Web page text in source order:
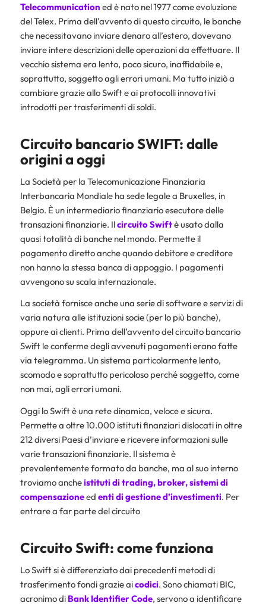
Telecommunication ed è nato nel 1977 come evoluzione
del Telex. Prima dell’avvento di questo circuito, le banche
che necessitavano inviare denaro all’estero, dovevano
inviare intere descrizioni delle operazioni da effettuare. Il
vecchio sistema era lento, poco sicuro, inaffidabile e,
soprattutto, soggetto agli errori umani. Ma tutto iniziò a
cambiare grazie allo Swift e ai protocolli innovativi
introdotti per trasferimenti di soldi.
Circuito bancario SWIFT: dalle
origini a oggi
La Società per la Telecomunicazione Finanziaria
Interbancaria Mondiale ha sede legale a Bruxelles, in
Belgio. È un intermediario finanziario esecutore delle
transazioni finanziarie. Ilcircuito Swiftè usato dalla
quasi totalità di banche nel mondo. Permette il
pagamento diretto anche quando debitore e creditore
non hanno la stessa banca di appoggio. I pagamenti
avvengono su scala internazionale.
La società fornisce anche una serie di software e servizi di
varia natura alle istituzioni socie (per lo più banche),
oppure ai clienti. Prima dell’avvento del circuito bancario
Swift le conferme degli avvenuti pagamenti erano fatte
via telegramma. Un sistema particolarmente lento,
scomodo e soprattutto pericoloso perché soggetto, come
non mai, agli errori umani.
Oggi lo Swift è una rete dinamica, veloce e sicura.
Permette a oltre 10.000 istituti finanziari dislocati in oltre
212 diversi Paesi d’inviare e ricevere informazioni sulle
varie transazioni finanziarie. Il sistema è
prevalentemente formato da banche, ma al suo interno
troviamo ancheistituti di trading, broker, sistemi di
compensazioneed enti di gestione d’investimenti. Per
entrare a far parte del circuito
Circuito Swift: come funziona
Lo Swift si è differenziato dai precedenti metodi di
trasferimento fondi grazie aicodici. Sono chiamati BIC,
acronimo di Bank Identifier Code, servono a identificare